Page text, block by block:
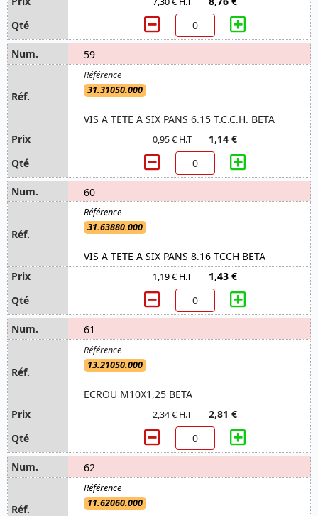
59
31.31050.000
VIS A TETE A SIX PANS 6.15 T.C.C.H. BETA
0,95 € H.T 1,14 €
60
31.63880.000
VIS A TETE A SIX PANS 8.16 TCCH BETA
1,19 € H.T 1,43 €
61
13.21050.000
ECROU M10X1,25 BETA
2,34 € H.T 2,81 €
62
11.62060.000